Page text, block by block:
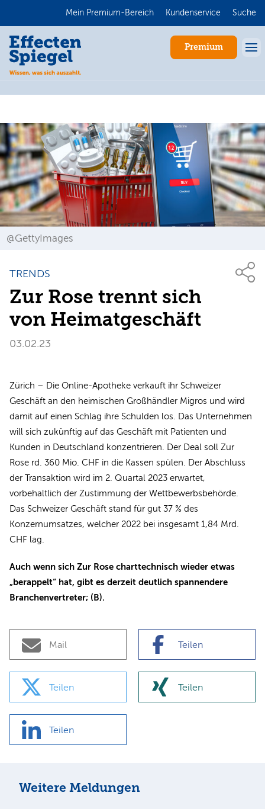
Mein Premium-Bereich Kundenservice Suche
Premium
@GettyImages
TRENDS
Zur Rose trennt sich
von Heimatgeschäft
03.02.23
Zürich – Die Online-Apotheke verkauft ihr Schweizer
Geschäft an den heimischen Großhändler Migros und wird
damit auf einen Schlag ihre Schulden los. Das Unternehmen
will sich zukünftig auf das Geschäft mit Patienten und
Kunden in Deutschland konzentrieren. Der Deal soll Zur
Rose rd. 360 Mio. CHF in die Kassen spülen. Der Abschluss
der Transaktion wird im 2. Quartal 2023 erwartet,
vorbehaltlich der Zustimmung der Wettbewerbsbehörde.
Das Schweizer Geschäft stand für gut 37 % des
Konzernumsatzes, welcher 2022 bei insgesamt 1,84 Mrd.
CHF lag.
Auch wenn sich Zur Rose charttechnisch wieder etwas
„berappelt“ hat, gibt es derzeit deutlich spannendere
Branchenvertreter; (B).
Mail Teilen
Teilen Teilen
Teilen
Weitere Meldungen
Anmelden